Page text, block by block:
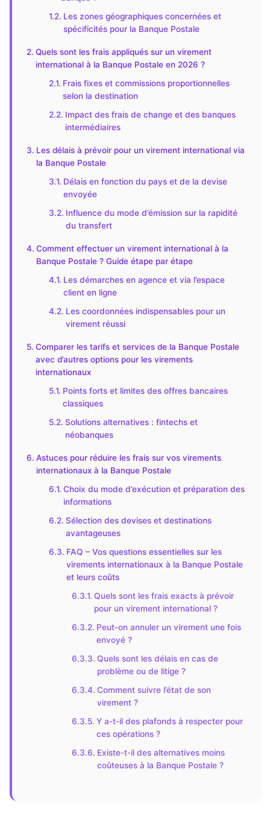
Les zones géographiques concernées et
spécificités pour la Banque Postale
Quels sont les frais appliqués sur un virement
international à la Banque Postale en 2026 ?
Frais fixes et commissions proportionnelles
selon la destination
Impact des frais de change et des banques
intermédiaires
Les délais à prévoir pour un virement international via
la Banque Postale
Délais en fonction du pays et de la devise
envoyée
Influence du mode d’émission sur la rapidité
du transfert
Comment effectuer un virement international à la
Banque Postale ? Guide étape par étape
Les démarches en agence et via l’espace
client en ligne
Les coordonnées indispensables pour un
virement réussi
Comparer les tarifs et services de la Banque Postale
avec d’autres options pour les virements
internationaux
Points forts et limites des offres bancaires
classiques
Solutions alternatives : fintechs et
néobanques
Astuces pour réduire les frais sur vos virements
internationaux à la Banque Postale
Choix du mode d’exécution et préparation des
informations
Sélection des devises et destinations
avantageuses
FAQ – Vos questions essentielles sur les
virements internationaux à la Banque Postale
et leurs coûts
Quels sont les frais exacts à prévoir
pour un virement international ?
Peut-on annuler un virement une fois
envoyé ?
Quels sont les délais en cas de
problème ou de litige ?
Comment suivre l’état de son
virement ?
Y a-t-il des plafonds à respecter pour
ces opérations ?
Existe-t-il des alternatives moins
coûteuses à la Banque Postale ?